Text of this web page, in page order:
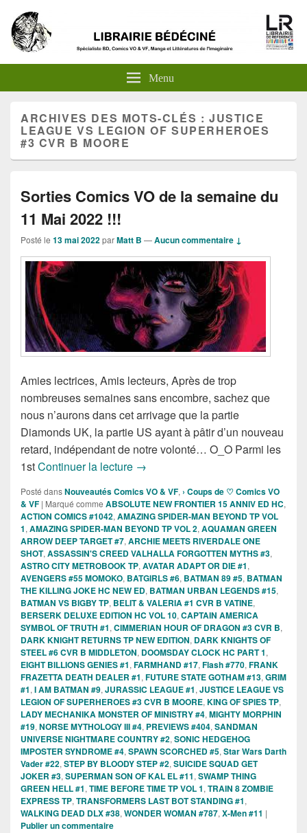
Menu
ARCHIVES DES MOTS-CLÉS :JUSTICE
LEAGUE VS LEGION OF SUPERHEROES
#3 CVR B MOORE
Sorties Comics VO de la semaine du
11 Mai 2022 !!!
Posté le 13 mai 2022parMatt B —Aucun commentaire ↓
Amies lectrices, Amis lecteurs, Après de trop
nombreuses semaines sans encombre, sachez que
nous n’aurons dans cet arrivage que la partie
Diamonds UK, la partie US ayant à pâtir d’un nouveau
retard, indépendant de notre volonté… O_O Parmi les
1stContinuer la lecture Sorties Comics VO de la semaine
→
Posté dansNouveautés Comics VO & VF, › Coups de ♡ Comics VO
& VF | Marqué comme ABSOLUTE NEW FRONTIER 15 ANNIV ED HC,
ACTION COMICS #1042, AMAZING SPIDER-MAN BEYOND TP VOL
1, AMAZING SPIDER-MAN BEYOND TP VOL 2, AQUAMAN GREEN
ARROW DEEP TARGET #7, ARCHIE MEETS RIVERDALE ONE
SHOT, ASSASSIN'S CREED VALHALLA FORGOTTEN MYTHS #3,
ASTRO CITY METROBOOK TP, AVATAR ADAPT OR DIE #1,
AVENGERS #55 MOMOKO, BATGIRLS #6, BATMAN 89 #5, BATMAN
THE KILLING JOKE HC NEW ED, BATMAN URBAN LEGENDS #15,
BATMAN VS BIGBY TP, BELIT & VALERIA #1 CVR B VATINE,
BERSERK DELUXE EDITION HC VOL 10, CAPTAIN AMERICA
SYMBOL OF TRUTH #1, CIMMERIAN HOUR OF DRAGON #3 CVR B,
DARK KNIGHT RETURNS TP NEW EDITION, DARK KNIGHTS OF
STEEL #6 CVR B MIDDLETON, DOOMSDAY CLOCK HC PART 1,
EIGHT BILLIONS GENIES #1, FARMHAND #17, Flash #770, FRANK
FRAZETTA DEATH DEALER #1, FUTURE STATE GOTHAM #13, GRIM
#1, I AM BATMAN #9, JURASSIC LEAGUE #1, JUSTICE LEAGUE VS
LEGION OF SUPERHEROES #3 CVR B MOORE, KING OF SPIES TP,
LADY MECHANIKA MONSTER OF MINISTRY #4, MIGHTY MORPHIN
#19, NORSE MYTHOLOGY III #4, PREVIEWS #404, SANDMAN
UNIVERSE NIGHTMARE COUNTRY #2, SONIC HEDGEHOG
IMPOSTER SYNDROME #4, SPAWN SCORCHED #5, Star Wars Darth
Vader #22, STEP BY BLOODY STEP #2, SUICIDE SQUAD GET
JOKER #3, SUPERMAN SON OF KAL EL #11, SWAMP THING
GREEN HELL #1, TIME BEFORE TIME TP VOL 1, TRAIN 8 ZOMBIE
EXPRESS TP, TRANSFORMERS LAST BOT STANDING #1,
WALKING DEAD DLX #38, WONDER WOMAN #787, X-Men #11 |
Publier un commentaire